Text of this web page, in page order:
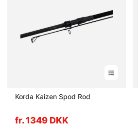
Korda Kaizen Spod Rod
fr. 1349 DKK